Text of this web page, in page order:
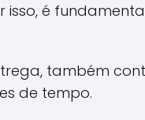
é
também
de tempo.